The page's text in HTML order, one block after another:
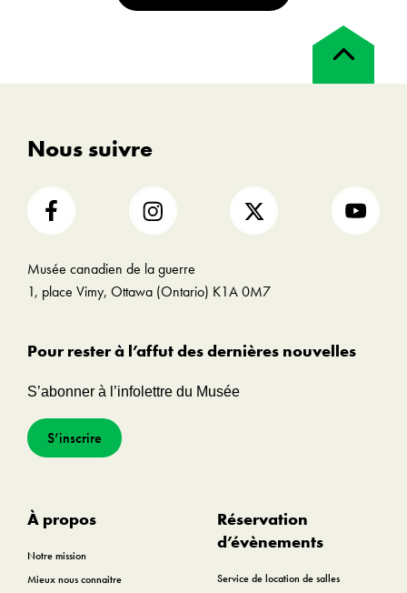
Retour
Nous suivre
Musée canadien de la guerre
1, place Vimy, Ottawa (Ontario) K1A 0M7
Pour rester à l’affut des dernières nouvelles
S’abonner à l’infolettre du Musée
S’inscrire
À propos
Notre mission
Mieux nous connaitre
Réservation
d’évènements
Service de location de salles